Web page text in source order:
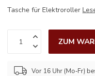
Tasche für Elektroroller
ZUM
Vor 16 Uhr (Mo-Fr)